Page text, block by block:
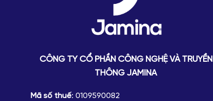
CÔNG TY CỔ PHẦN CÔNG NGHỆ VÀ TRUYỀN
THÔNG JAMINA
Mã số thuế: 0109590082